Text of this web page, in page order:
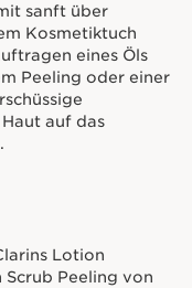
sanft über
Kosmetiktuch
eines Öls
Peeling oder einer
auf das
Lotion
Peeling von